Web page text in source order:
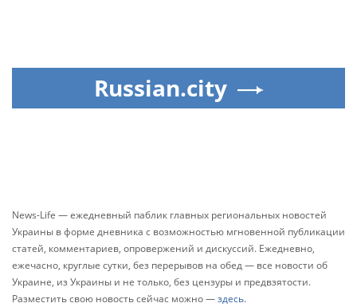
Russian.city
News-Life — ежедневный паблик главных региональных новостей
Украины в форме дневника с возможностью мгновенной публикации
статей, комментариев, опровержений и дискуссий. Ежедневно,
ежечасно, круглые сутки, без перерывов на обед — все новости об
Украине, из Украины и не только, без цензуры и предвзятости.
Разместить свою новость сейчас можно —здесь.